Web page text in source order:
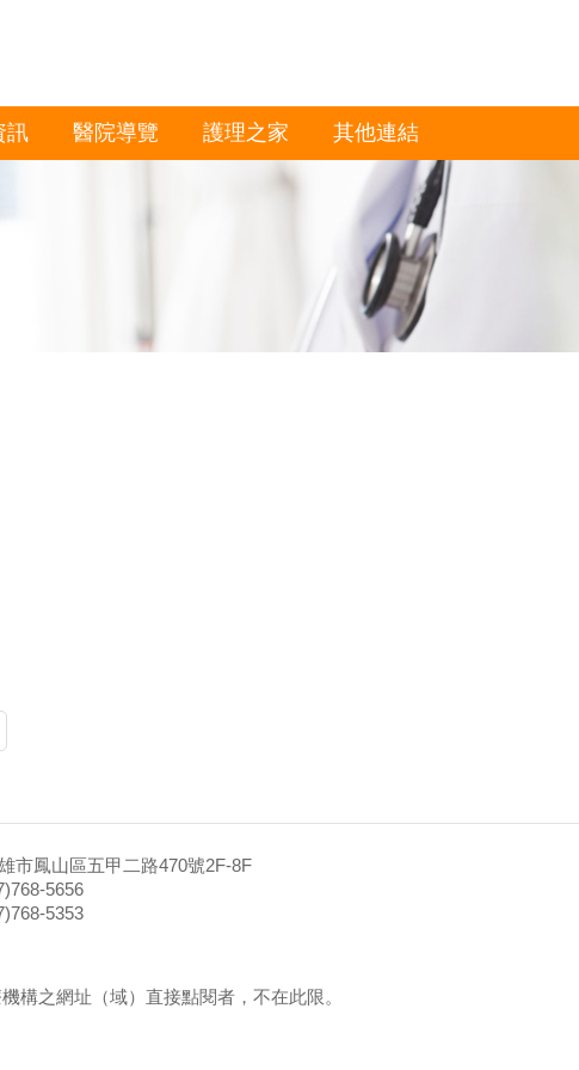
訊 醫院導覽 護理之家 其他連結
市鳳山區五甲二路470號2F-8F
5656
5353
構之網址（域）直接點閱者，不在此限。